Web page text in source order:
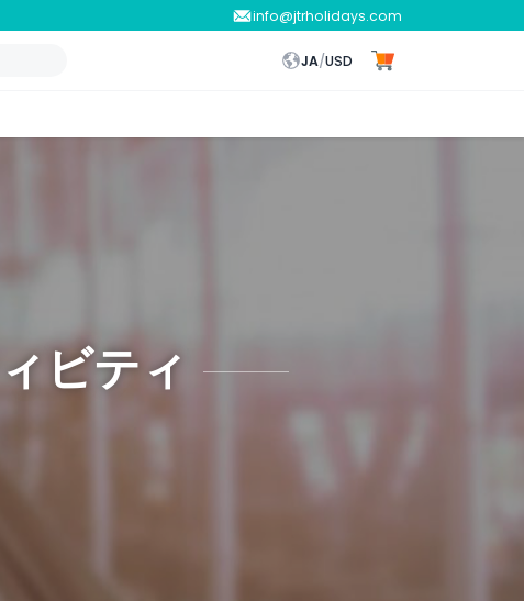
info@jtrholidays.com
JA/USD
ビティ